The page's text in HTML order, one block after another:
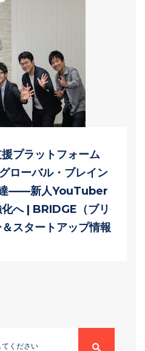
プラットフォーム
ローバル・ブレイン
達——新人YouTuber
へ | BRIDGE（ブリ
スタートアップ情報